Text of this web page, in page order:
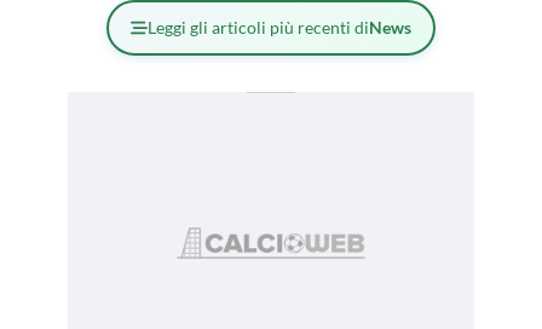
Leggi gli articoli più recenti diNews